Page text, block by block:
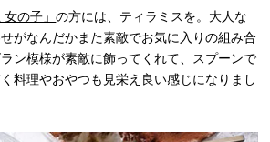
女の子」の方には、ティラミスを。大人な
がなんだかまた素敵でお気に入りの組み合
ン模様が素敵に飾ってくれて、スプーンで
料理やおやつも見栄え良い感じになりまし